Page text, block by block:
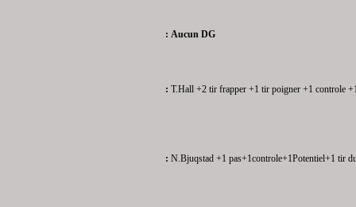
: Aucun DG
: T.Hall +2 tir frapper +1 tir poigner +1 controle
: N.Bjuqstad +1 pas+1controle+1Potentiel+1 tir